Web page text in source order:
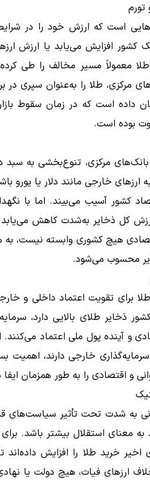
تورم
است که ارزش خود را در
کشور افزایش می‌یابد یا ارزش
معمولاً مسیر مخالف را طی
مرکزی، طلا را به‌عنوان سپری در
داده است که در زمان سقوط
بوده است.
مرکزی، تنوع‌بخشی به سبد
ارزهای خارجی مانند دلار یا یورو
کشور آسیب می‌بیند. اما با
کل ذخایر به‌شدت کاهش
هیچ کشوری وابسته نیست، به
محسوب می‌شود.
برای تقویت اعتماد داخلی و
ذخایر طلای بالایی دارد،
و آینده پول ملی اعتماد می‌کنند.
خارجی دارند، اهمیت
و اقتصادی را به طور همزمان
به شدت تحت تأثیر سیاست‌های
معنای استقلال بیشتر باشد.
خرید طلا را افزایش داده‌اند
ارزهای فیات، هیچ دولت یا